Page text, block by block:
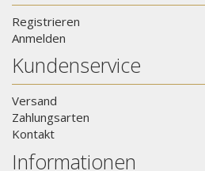
Registrieren
Anmelden
Kundenservice
Versand
Zahlungsarten
Kontakt
Informationen